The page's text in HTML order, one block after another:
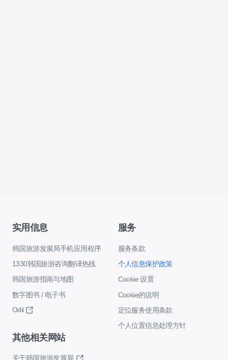
实用信息
韩国旅游发展局手机应用程序
1330韩国旅游咨询翻译热线
韩国旅游指南与地图
数字图书 / 电子书
Odii
服务
服务条款
个人信息保护政策
Cookie 设置
Cookie的说明
定位服务使用条款
个人位置信息处理方针
其他相关网站
关于韩国旅游发展局